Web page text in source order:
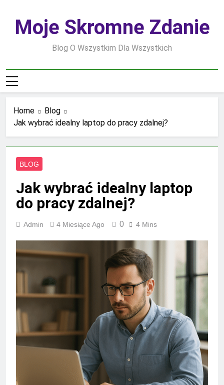
contentMoje Skromne Zdanie
Blog O Wszystkim Dla Wszystkich
Home
Blog
Jak wybrać idealny laptop do pracy zdalnej?
BLOG
Jak wybrać idealny laptop
do pracy zdalnej?
Admin 4 Miesiące Ago 0 4 Mins